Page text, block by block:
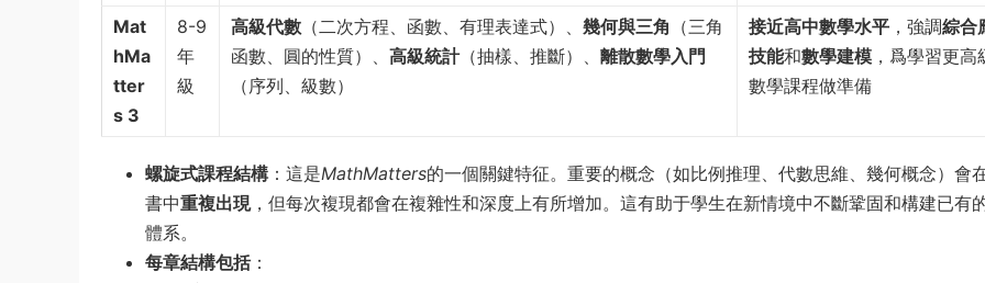
Mat
hMa
tter
s 3
8-9
年
級
高級代數 （二次方程、函數、有理表達式）、 幾何與三角 （三角
函數、圓的性質）、 高級統計（抽樣、推斷）、 離散數學入門
（序列、級數）
接近高中數學水平 ，強調綜合
技能和數學建模 ，爲學習更高
數學課程做準備
螺旋式課程結構 ：這是MathMatters的一個關鍵特征。重要的概念（如比例推理、代數思維、幾何概念）會
書中重複出現，但每次複現都會在複雜性和深度上有所增加。這有助于學生在新情境中不斷鞏固和構建已有
體系。
每章結構包括：